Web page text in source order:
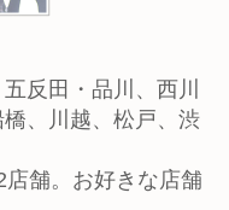
反田・品川、西川
、川越、松戸、渋
舗。お好きな店舗